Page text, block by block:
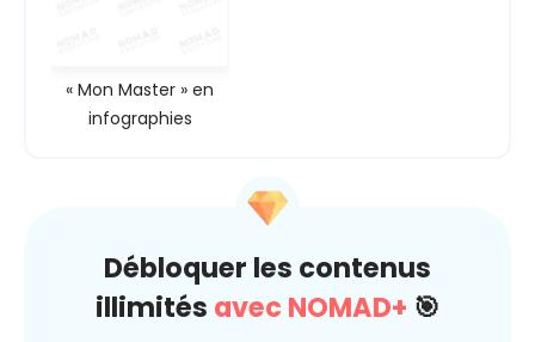
« Mon Master » en
infographies
Débloquer les contenus
illimités avec NOMAD+ 🎯